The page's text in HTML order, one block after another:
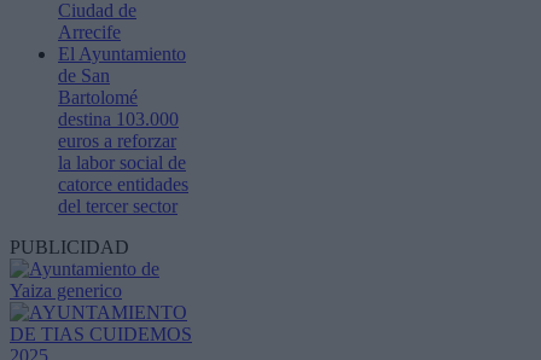
Ciudad de
Arrecife
El Ayuntamiento
de San
Bartolomé
destina 103.000
euros a reforzar
la labor social de
catorce entidades
del tercer sector
PUBLICIDAD